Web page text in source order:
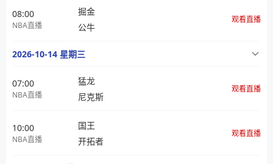
08:00
NBA直播
掘金
公牛
观看直播
2026-10-14 星期三
07:00
NBA直播
猛龙
尼克斯
观看直播
10:00
NBA直播
国王
开拓者
观看直播